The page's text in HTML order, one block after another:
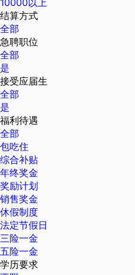
10000以上
结算方式
全部
急聘职位
全部
是
接受应届生
全部
是
福利待遇
全部
包吃住
综合补贴
年终奖金
奖励计划
销售奖金
休假制度
法定节假日
三险一金
五险一金
学历要求